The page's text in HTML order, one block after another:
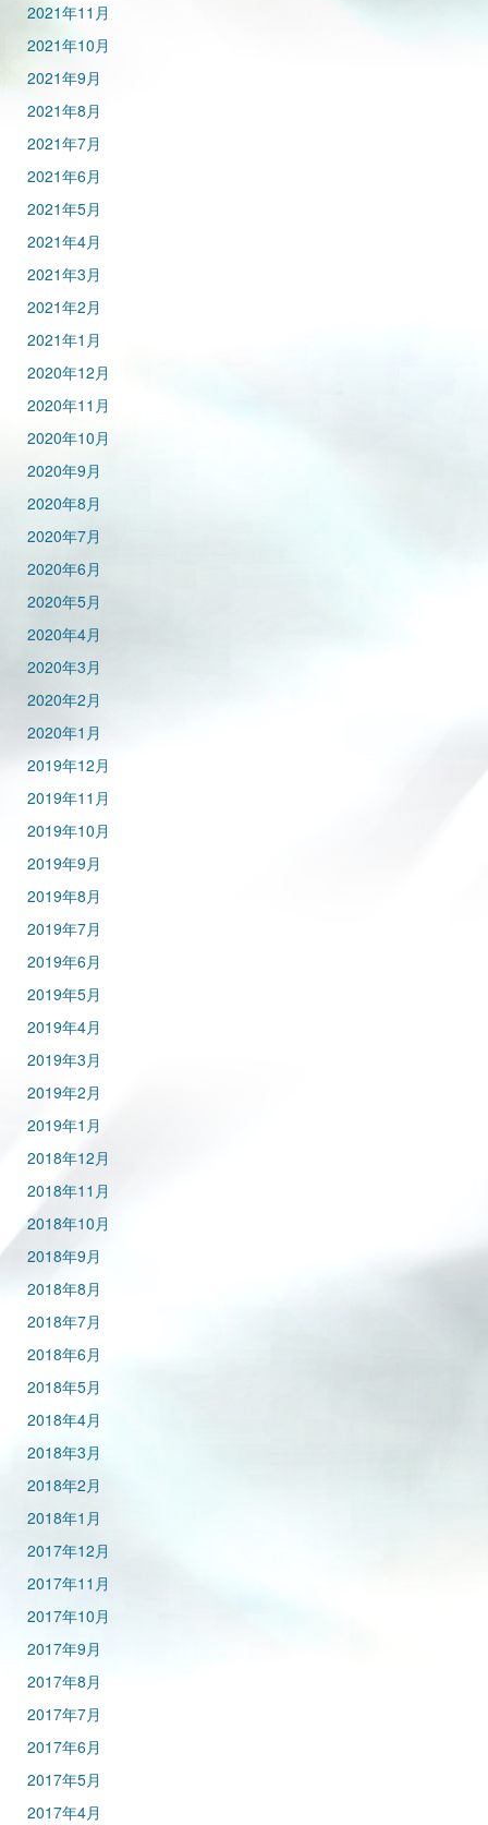
2021年11月
2021年10月
2021年9月
2021年8月
2021年7月
2021年6月
2021年5月
2021年4月
2021年3月
2021年2月
2021年1月
2020年12月
2020年11月
2020年10月
2020年9月
2020年8月
2020年7月
2020年6月
2020年5月
2020年4月
2020年3月
2020年2月
2020年1月
2019年12月
2019年11月
2019年10月
2019年9月
2019年8月
2019年7月
2019年6月
2019年5月
2019年4月
2019年3月
2019年2月
2019年1月
2018年12月
2018年11月
2018年10月
2018年9月
2018年8月
2018年7月
2018年6月
2018年5月
2018年4月
2018年3月
2018年2月
2018年1月
2017年12月
2017年11月
2017年10月
2017年9月
2017年8月
2017年7月
2017年6月
2017年5月
2017年4月